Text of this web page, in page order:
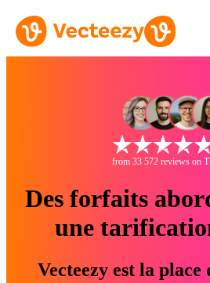
from 33 572 reviews on
Des forfaits
une
Vecteezy est la place